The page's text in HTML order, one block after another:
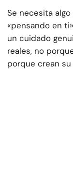
Se necesita
«pensando en
un cuidado
reales, no
porque crean